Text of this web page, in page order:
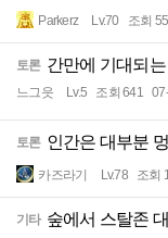
Parkerz Lv.70 조회
토론 간만에 기대되
느그읏 Lv.5 조회 641
토론 인간은 대부분
카즈라기 Lv.78 조회
기타 숲에서 스탈존